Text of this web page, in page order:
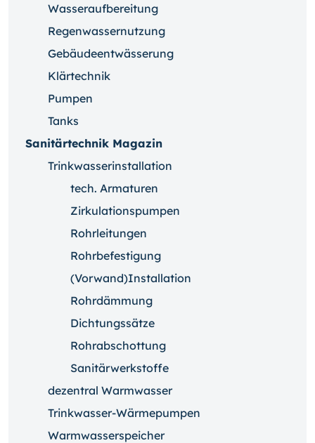
Wasseraufbereitung
Regenwassernutzung
Gebäudeentwässerung
Klärtechnik
Pumpen
Tanks
Sanitärtechnik Magazin
Trinkwasserinstallation
tech. Armaturen
Zirkulationspumpen
Rohrleitungen
Rohrbefestigung
(Vorwand)Installation
Rohrdämmung
Dichtungssätze
Rohrabschottung
Sanitärwerkstoffe
dezentral Warmwasser
Trinkwasser-Wärmepumpen
Warmwasserspeicher